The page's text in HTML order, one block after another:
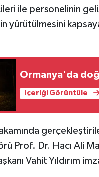
ile personelinin
yürütülmesini
Ormanya'da
İçeriği Görüntüle
Prof. Dr. Hacı Ali
Vahit Yıldırım